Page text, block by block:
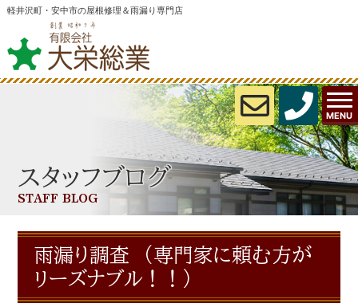
軽井沢町・安中市の屋根修理＆雨漏り専門店
MENU
スタッフブログ
STAFF BLOG
雨漏り調査 （専門家に頼む方が
リーズナブル！！）